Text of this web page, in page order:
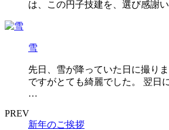
は、この円子技建を、選び感謝
雪
先日、雪が降っていた日に撮り
ですがとても綺麗でした。 翌日
…
PREV
新年のご挨拶